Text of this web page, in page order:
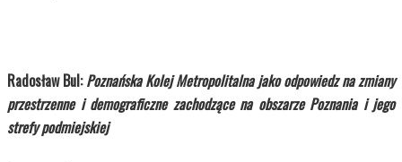
Radosław Bul:Poznańska Kolej Metropolitalna jako odpowiedz na zmiany
przestrzenne i demograficzne zachodzące na obszarze Poznania i jego
strefy podmiejskiej